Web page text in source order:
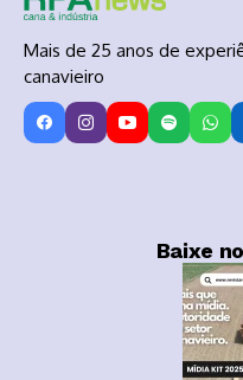
Mais de 25 anos de
canavieiro
Baixe